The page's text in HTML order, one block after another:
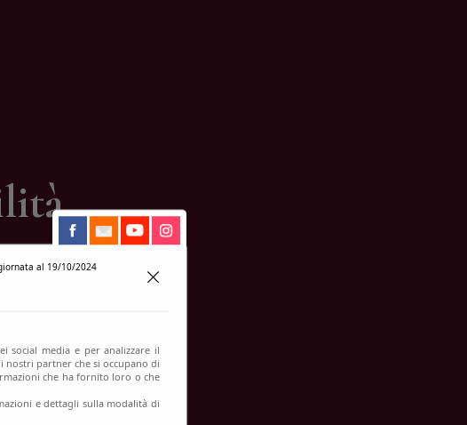
al 19/10/2024
social media e per analizzare il
partner che si occupano di
che ha fornito loro o che
e dettagli sulla modalità di